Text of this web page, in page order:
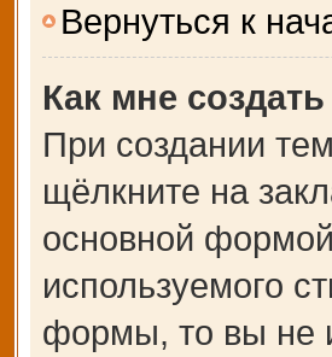
Вернуться к
Как мне
При создании
щёлкните на
основной
используемого
формы, то вы не